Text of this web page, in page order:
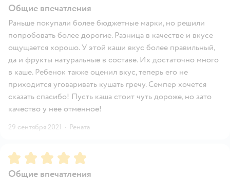
Общие впечатления
Раньше покупали более бюджетные марки, но решили
попробовать более дорогие. Разница в качестве и вкусе
ощущается хорошо. У этой каши вкус более правильный,
да и фрукты натуральные в составе. Их достаточно много
в каше. Ребенок также оценил вкус, теперь его не
приходится уговаривать кушать гречу. Семпер хочется
сказать спасибо! Пусть каша стоит чуть дороже, но зато
качество у нее отменное!
29 сентября 2021 · Рената
Рейтинг:5
Общие впечатления